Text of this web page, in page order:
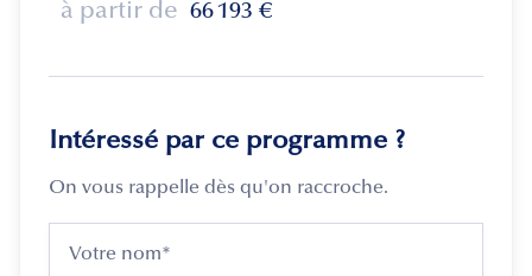
à partir de 66 193 €
Intéressé par ce programme ?
On vous rappelle dès qu'on raccroche.